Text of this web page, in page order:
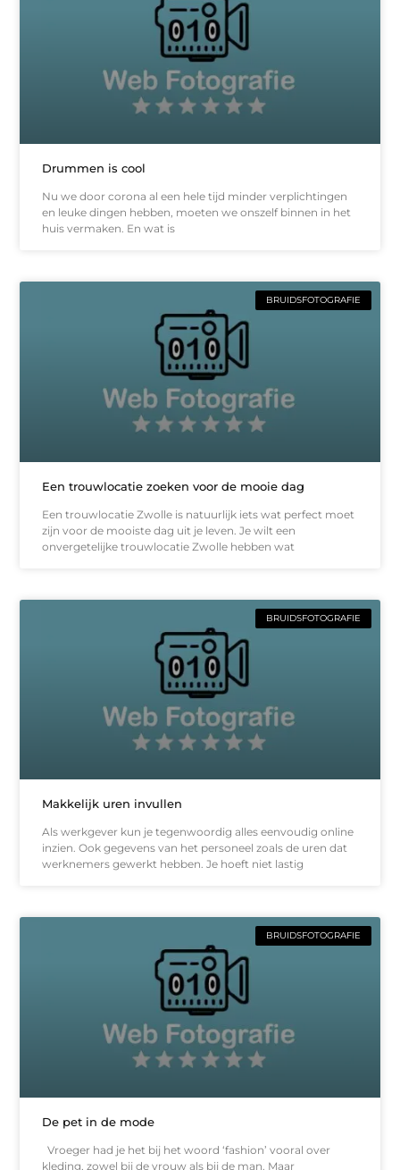
Drummen is cool
Nu we door corona al een hele tijd minder verplichtingen
en leuke dingen hebben, moeten we onszelf binnen in het
huis vermaken. En wat is
BRUIDSFOTOGRAFIE
Een trouwlocatie zoeken voor de mooie dag
Een trouwlocatie Zwolle is natuurlijk iets wat perfect moet
zijn voor de mooiste dag uit je leven. Je wilt een
onvergetelijke trouwlocatie Zwolle hebben wat
BRUIDSFOTOGRAFIE
Makkelijk uren invullen
Als werkgever kun je tegenwoordig alles eenvoudig online
inzien. Ook gegevens van het personeel zoals de uren dat
werknemers gewerkt hebben. Je hoeft niet lastig
BRUIDSFOTOGRAFIE
De pet in de mode
Vroeger had je het bij het woord ‘fashion’ vooral over
kleding, zowel bij de vrouw als bij de man. Maar